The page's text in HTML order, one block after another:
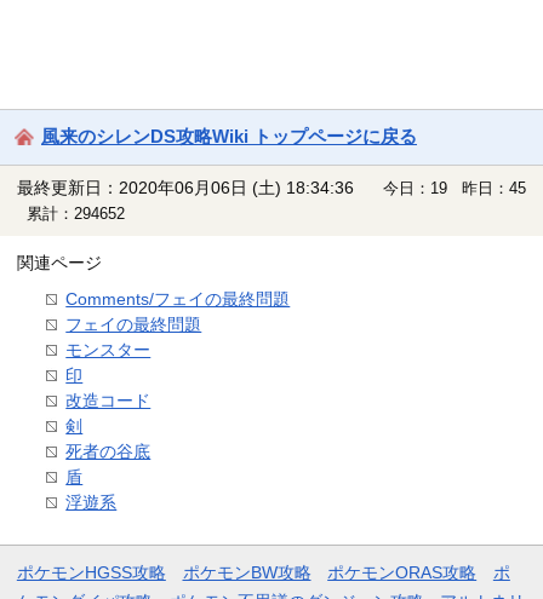
風来のシレンDS攻略Wiki トップページに戻る
最終更新日：2020年06月06日 (土) 18:34:36
今日：19 昨日：45
累計：294652
関連ページ
Comments/フェイの最終問題
フェイの最終問題
モンスター
印
改造コード
剣
死者の谷底
盾
浮遊系
ポケモンHGSS攻略 ポケモンBW攻略 ポケモンORAS攻略
ポ